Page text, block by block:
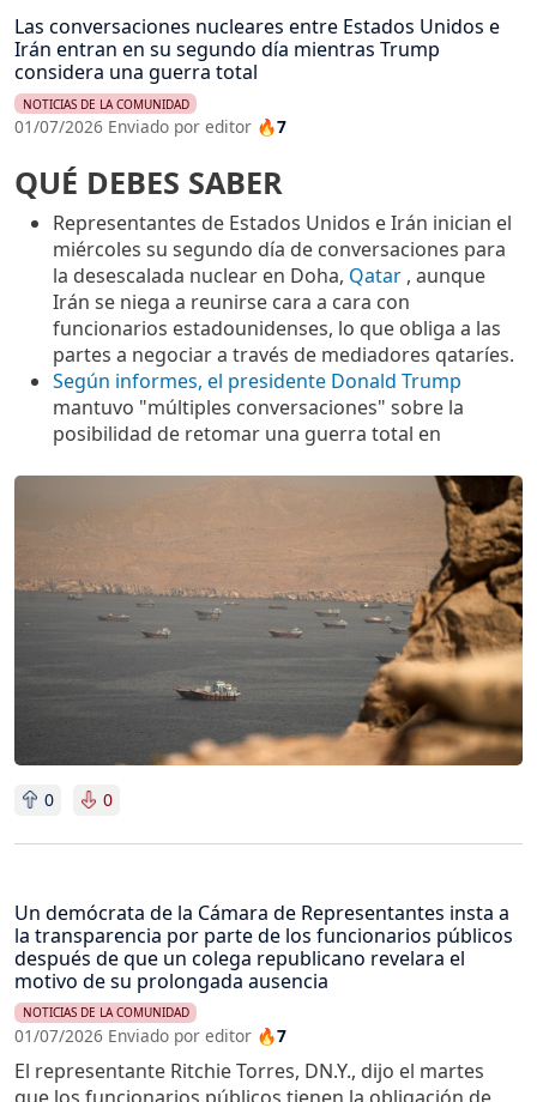
Las conversaciones nucleares entre Estados Unidos e
Irán entran en su segundo día mientras Trump
considera una guerra total
NOTICIAS DE LA COMUNIDAD
01/07/2026 Enviado por editor 🔥7
QUÉ DEBES SABER
Representantes de Estados Unidos e Irán inician el
miércoles su segundo día de conversaciones para
la desescalada nuclear en Doha, Qatar , aunque
Irán se niega a reunirse cara a cara con
funcionarios estadounidenses, lo que obliga a las
partes a negociar a través de mediadores qataríes.
Según informes, el presidente Donald Trump
mantuvo "múltiples conversaciones" sobre la
posibilidad de retomar una guerra total en
Imagen
0 0
Un demócrata de la Cámara de Representantes insta a
la transparencia por parte de los funcionarios públicos
después de que un colega republicano revelara el
motivo de su prolongada ausencia
NOTICIAS DE LA COMUNIDAD
01/07/2026 Enviado por editor 🔥7
El representante Ritchie Torres, DN.Y., dijo el martes